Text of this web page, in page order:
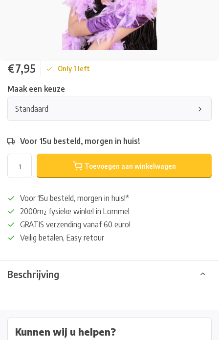
€7,95 Only 1 left
Maak een keuze
Standaard
Voor 15u besteld, morgen in huis!
Toevoegen aan winkelwagen
Voor 15u besteld, morgen in huis!*
2000m² fysieke winkel in Lommel
GRATIS verzending vanaf 60 euro!
Veilig betalen, Easy retour
Beschrijving
Kunnen wij u helpen?